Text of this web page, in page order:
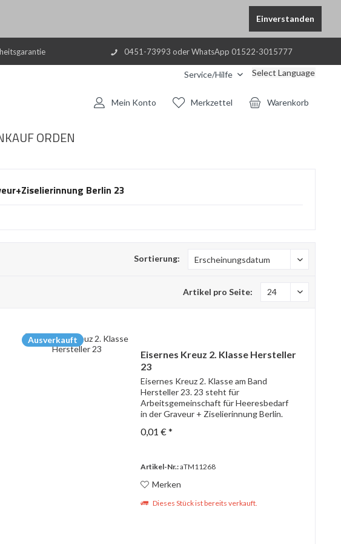
Einverstanden
0451-73993 oder WhatsApp 01522-3015777
Service/Hilfe Select Language
Warenkorb
Merkzettel
Mein Konto
ORDEN
Berlin 23
Sortierung:
Artikel pro Seite:
Ausverkauft
Eisernes Kreuz 2. Klasse Hersteller
23
Eisernes Kreuz 2. Klasse am Band
Hersteller 23. 23 steht für
Arbeitsgemeinschaft für Heeresbedarf
in der Graveur + Ziselierinnung Berlin.
0,01 € *
Artikel-Nr.:aTM11268
Merken
Dieses Stück ist bereits verkauft.